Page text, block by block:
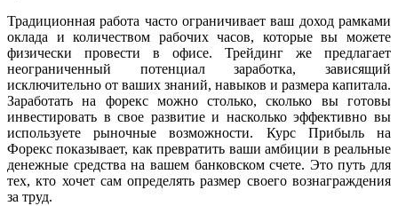
Традиционная работа часто ограничивает ваш доход рамками
оклада и количеством рабочих часов, которые вы можете
физически провести в офисе. Трейдинг же предлагает
неограниченный потенциал заработка, зависящий
исключительно от ваших знаний, навыков и размера капитала.
Заработать на форекс можно столько, сколько вы готовы
инвестировать в свое развитие и насколько эффективно вы
используете рыночные возможности. Курс Прибыль на
Форекс показывает, как превратить ваши амбиции в реальные
денежные средства на вашем банковском счете. Это путь для
тех, кто хочет сам определять размер своего вознаграждения
за труд.